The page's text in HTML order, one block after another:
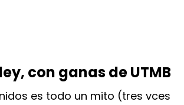
con ganas de UTMB
es todo un mito (tres vces